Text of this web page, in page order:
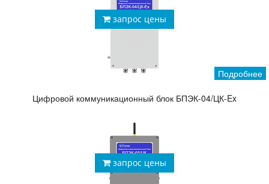
запрос цены
Подробнее
Цифровой коммуникационный блок БПЭК-04/ЦК-Ex
запрос цены